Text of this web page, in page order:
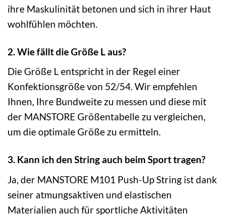
ihre Maskulinität betonen und sich in ihrer Haut
wohlfühlen möchten.
2. Wie fällt die Größe L aus?
Die Größe L entspricht in der Regel einer
Konfektionsgröße von 52/54. Wir empfehlen
Ihnen, Ihre Bundweite zu messen und diese mit
der MANSTORE Größentabelle zu vergleichen,
um die optimale Größe zu ermitteln.
3. Kann ich den String auch beim Sport tragen?
Ja, der MANSTORE M101 Push-Up String ist dank
seiner atmungsaktiven und elastischen
Materialien auch für sportliche Aktivitäten